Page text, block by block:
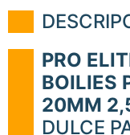
PRO
BOILIES
20MM
DULCE